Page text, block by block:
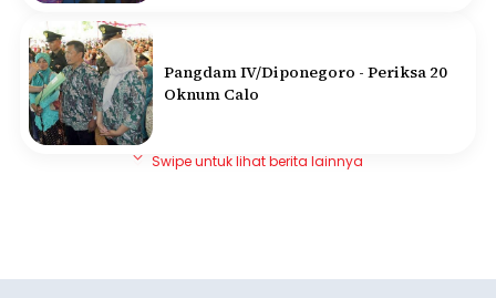
Pangdam IV/Diponegoro - Periksa 20
Oknum Calo
Swipe untuk lihat berita lainnya